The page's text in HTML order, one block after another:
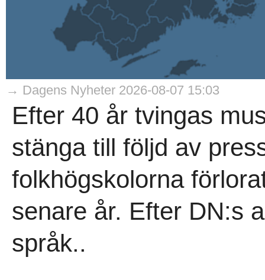
→ Dagens Nyheter 2026-08-07 15:03
Efter 40 år tvingas
stänga till följd av
folkhögskolorna
senare år. Efter DN:s
språk..